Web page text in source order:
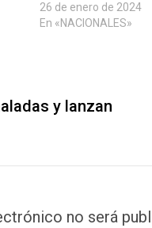
26 de enero de 2024
En «NACIONALES»
y lanzan
no será